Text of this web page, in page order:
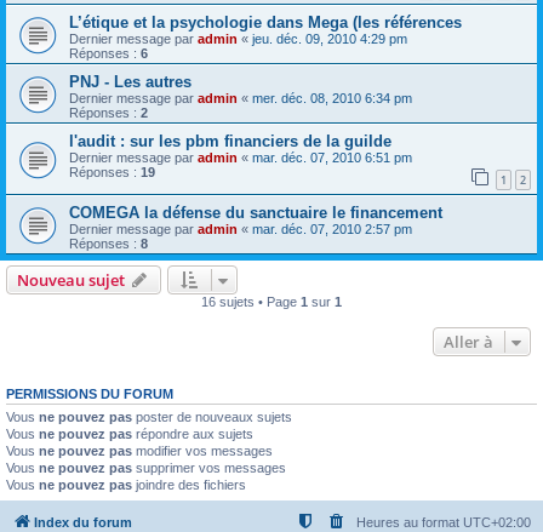
L’étique et la psychologie dans Mega (les références
Dernier message par admin « jeu. déc. 09, 2010 4:29 pm
Réponses : 6
PNJ - Les autres
Dernier message par admin « mer. déc. 08, 2010 6:34 pm
Réponses : 2
l'audit : sur les pbm financiers de la guilde
Dernier message par admin « mar. déc. 07, 2010 6:51 pm
Réponses : 19 1 2
COMEGA la défense du sanctuaire le financement
Dernier message par admin « mar. déc. 07, 2010 2:57 pm
Réponses : 8
Nouveau sujet
16 sujets • Page 1 sur 1
Aller à
PERMISSIONS DU FORUM
Vous ne pouvez pas poster de nouveaux sujets
Vous ne pouvez pas répondre aux sujets
Vous ne pouvez pas modifier vos messages
Vous ne pouvez pas supprimer vos messages
Vous ne pouvez pas joindre des fichiers
Index du forum Heures au format UTC+02:00